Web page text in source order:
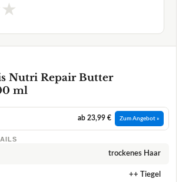
★
Nutri Repair Butter
ml
ab 23,99 € Zum Angebot »
trockenes Haar
++ Tiegel